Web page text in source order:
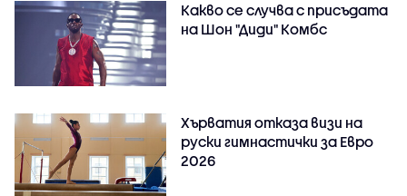
Какво се случва с присъдата
на Шон "Диди" Комбс
Хърватия отказа визи на
руски гимнастички за Евро
2026